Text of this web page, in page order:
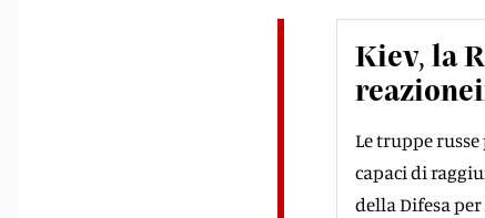
Kiev, la
Le truppe
capaci di
della Difesa